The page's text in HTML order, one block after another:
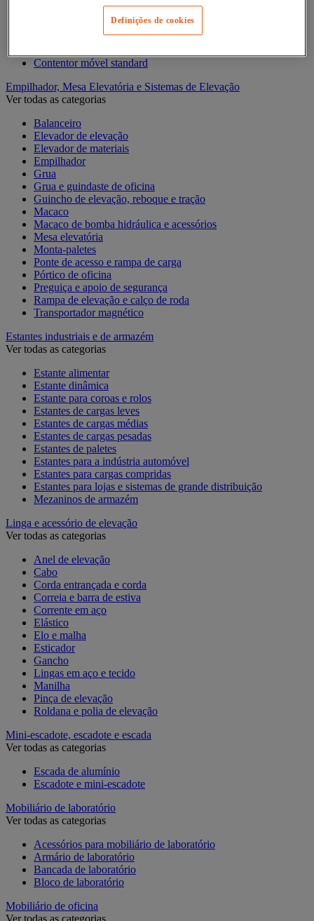
Acessórios para contentor móvel
Contentor móvel de segurança
Contentor móvel standard
Empilhador, Mesa Elevatória e Sistemas de Elevação
Ver todas as categorias
Balanceiro
Elevador de elevação
Elevador de materiais
Empilhador
Grua
Grua e guindaste de oficina
Guincho de elevação, reboque e tração
Macaco
Macaco de bomba hidráulica e acessórios
Mesa elevatória
Monta-paletes
Ponte de acesso e rampa de carga
Pórtico de oficina
Preguiça e apoio de segurança
Rampa de elevação e calço de roda
Transportador magnético
Estantes industriais e de armazém
Ver todas as categorias
Estante alimentar
Estante dinâmica
Estante para coroas e rolos
Estantes de cargas leves
Estantes de cargas médias
Estantes de cargas pesadas
Estantes de paletes
Estantes para a indústria automóvel
Estantes para cargas compridas
Estantes para lojas e sistemas de grande distribuição
Mezaninos de armazém
Linga e acessório de elevação
Ver todas as categorias
Anel de elevação
Cabo
Corda entrançada e corda
Correia e barra de estiva
Corrente em aço
Elástico
Elo e malha
Esticador
Gancho
Lingas em aço e tecido
Manilha
Pinça de elevação
Roldana e polia de elevação
Mini-escadote, escadote e escada
Ver todas as categorias
Escada de alumínio
Escadote e mini-escadote
Mobiliário de laboratório
Ver todas as categorias
Acessórios para mobiliário de laboratório
Armário de laboratório
Bancada de laboratório
Bloco de laboratório
Mobiliário de oficina
Ver todas as categorias
Definições de cookies